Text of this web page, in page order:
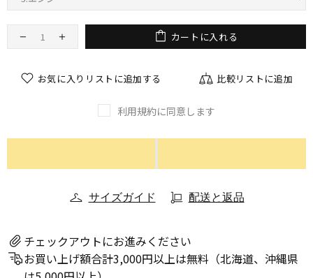
カートに入れる
お気に入りリストに追加する 比較リストに追加
利用規約に同意します
サイズガイド 配送と返品
チェックアウトにお進みください
お買い上げ額合計3,000円以上は無料（北海道、沖縄県